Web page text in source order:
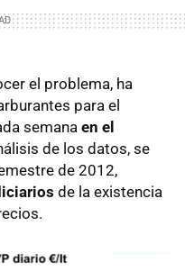
el problema, ha
para el
semana en el
de los datos, se
de 2012,
de la existencia